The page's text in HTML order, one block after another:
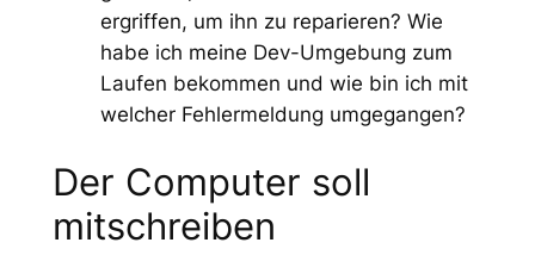
ergriffen, um ihn zu reparieren? Wie
habe ich meine Dev-Umgebung zum
Laufen bekommen und wie bin ich mit
welcher Fehlermeldung umgegangen?
Der Computer soll
mitschreiben